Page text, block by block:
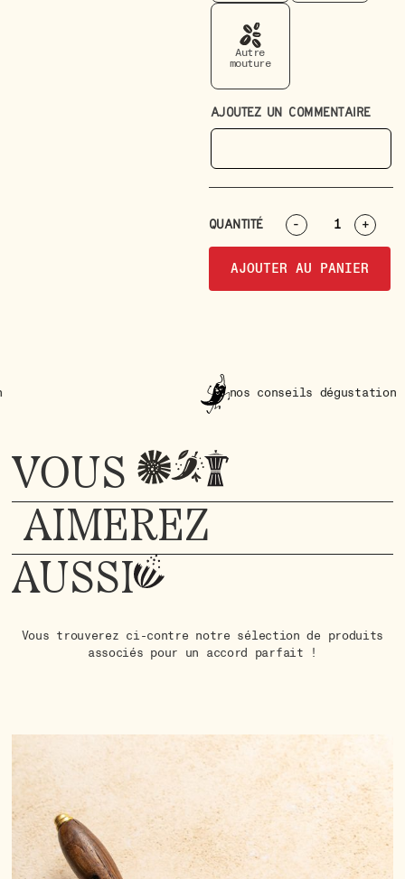
Autre
mouture
AJOUTEZ UN COMMENTAIRE
QUANTITÉ - +
AJOUTER AU PANIER
nos conseils dégustation
VOUS
AIMEREZ
AUSSI
Vous trouverez ci-contre notre sélection de produits
associés pour un accord parfait !